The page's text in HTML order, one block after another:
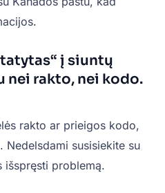
į siuntų
nei rakto, nei kodo.
rakto ar prieigos kodo,
susisiekite su
išspręsti problemą.